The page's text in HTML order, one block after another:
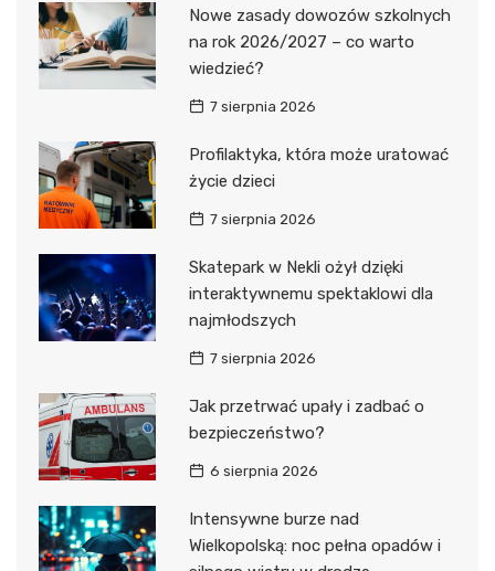
Nowe zasady dowozów szkolnych
na rok 2026/2027 – co warto
wiedzieć?
7 sierpnia 2026
Profilaktyka, która może uratować
życie dzieci
7 sierpnia 2026
Skatepark w Nekli ożył dzięki
interaktywnemu spektaklowi dla
najmłodszych
7 sierpnia 2026
Jak przetrwać upały i zadbać o
bezpieczeństwo?
6 sierpnia 2026
Intensywne burze nad
Wielkopolską: noc pełna opadów i